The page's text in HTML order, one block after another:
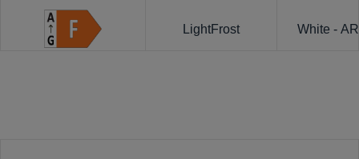
LightFrost White -